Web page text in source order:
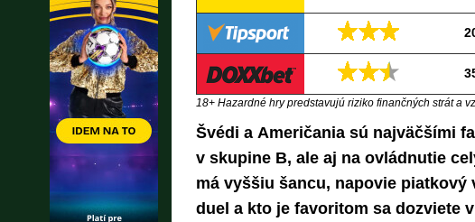
18+ Hazardné hry predstavujú riziko finančných strát a
Švédi a Američania sú najväčšími
v skupine B, ale aj na ovládnutie
má vyššiu šancu, napovie
duel a kto je favoritom sa dozviete